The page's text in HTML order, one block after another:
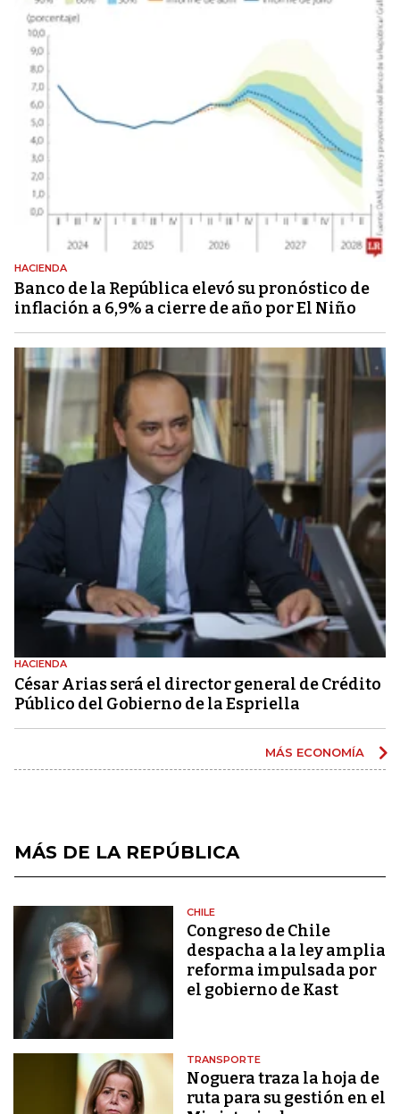
HACIENDA
Banco de la República elevó su pronóstico de
inflación a 6,9% a cierre de año por El Niño
HACIENDA
César Arias será el director general de Crédito
Público del Gobierno de la Espriella
MÁS ECONOMÍA
MÁS DE LA REPÚBLICA
CHILE
Congreso de Chile
despacha a la ley amplia
reforma impulsada por
el gobierno de Kast
TRANSPORTE
Noguera traza la hoja de
ruta para su gestión en el